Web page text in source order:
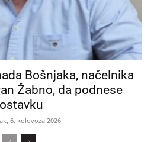
Bošnjaka, načelnika
Žabno, da podnese
ostavku
6. kolovoza 2026.